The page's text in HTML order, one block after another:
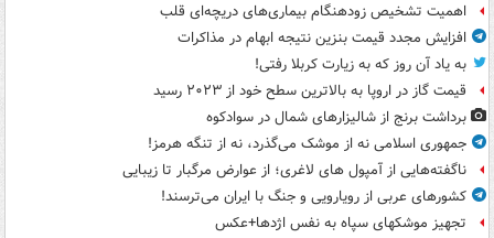
اهمیت تشخیص زودهنگام بیماری‌های دریچه‌ای قلب
افزایش مجدد قیمت بنزین نتیجه ابهام در مذاکرات
به یاد آن روز که به زیارت کربلا رفتی!
قیمت گاز در اروپا به بالاترین سطح خود از ۲۰۲۳ رسید
برداشت برنج از شالیزارهای شمال در سوادکوه
جمهوری اسلامی نه از موشک می‌گذرد، نه از تنگه هرمز!
ناگفته‌هایی از آمپول های لاغری؛ از عوارض مرگبار تا زیبایی
کشورهای عربی از رویارویی و جنگ با ایران می‌ترسند!
تجهیز موشکهای سپاه به نفس اژدها+عکس